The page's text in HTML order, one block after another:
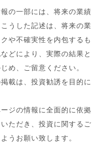
の一部には、将来の業績
うした記述は、将来の業
や不確実性を内包するも
どにより、実際の結果と
め、ご留意ください。
載は、投資勧誘を目的に
ジの情報に全面的に依拠
ただき、投資に関するご
うお願い致します。